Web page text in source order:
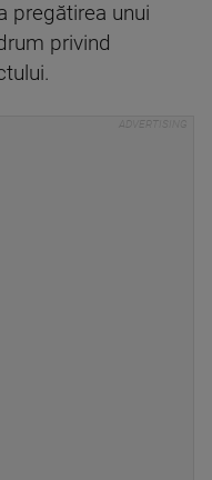
pregătirea unui
privind